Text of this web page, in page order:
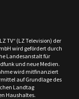
TV“ (LZ Television) der
wird gefördert durch
Landesanstalt für
und neue Medien.
wird mitfinanziert
auf Grundlage des
Landtag
Haushaltes.